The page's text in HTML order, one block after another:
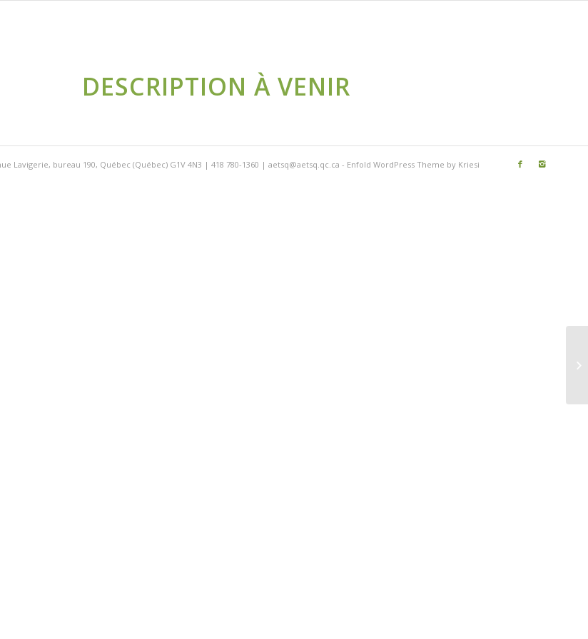
DESCRIPTION À VENIR
Lavigerie, bureau 190, Québec (Québec) G1V 4N3 | 418 780-1360 | aetsq@aetsq.qc.ca - Enfold WordPress Theme by Kriesi